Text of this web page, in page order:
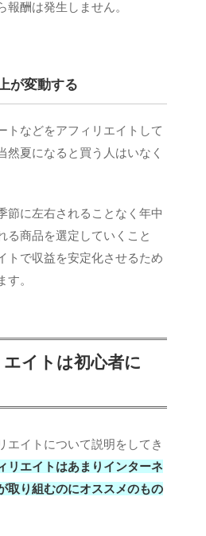
報酬は発生しません。
が変動する
トなどをアフィリエイトして
然夏になると買う人はいなく
節に左右されることなく年中
る商品を選定していくこと
トで収益を安定化させるため
。
イトは初心者に
エイトについて説明をしてき
リエイトはあまりインターネ
取り組むのにオススメのもの